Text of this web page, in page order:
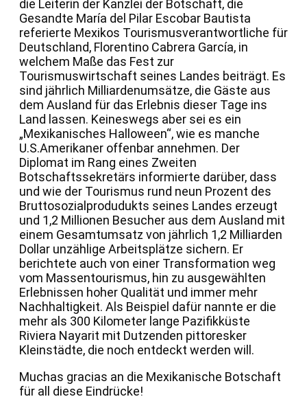
die Leiterin der Kanzlei der Botschaft, die
Gesandte María del Pilar Escobar Bautista
referierte Mexikos Tourismusverantwortliche für
Deutschland, Florentino Cabrera García, in
welchem Maße das Fest zur
Tourismuswirtschaft seines Landes beiträgt. Es
sind jährlich Milliardenumsätze, die Gäste aus
dem Ausland für das Erlebnis dieser Tage ins
Land lassen. Keineswegs aber sei es ein
„Mexikanisches Halloween“, wie es manche
U.S.Amerikaner offenbar annehmen. Der
Diplomat im Rang eines Zweiten
Botschaftssekretärs informierte darüber, dass
und wie der Tourismus rund neun Prozent des
Bruttosozialprodudukts seines Landes erzeugt
und 1,2 Millionen Besucher aus dem Ausland mit
einem Gesamtumsatz von jährlich 1,2 Milliarden
Dollar unzählige Arbeitsplätze sichern. Er
berichtete auch von einer Transformation weg
vom Massentourismus, hin zu ausgewählten
Erlebnissen hoher Qualität und immer mehr
Nachhaltigkeit. Als Beispiel dafür nannte er die
mehr als 300 Kilometer lange Pazifikküste
Riviera Nayarit mit Dutzenden pittoresker
Kleinstädte, die noch entdeckt werden will.
Muchas gracias an die Mexikanische Botschaft
für all diese Eindrücke!